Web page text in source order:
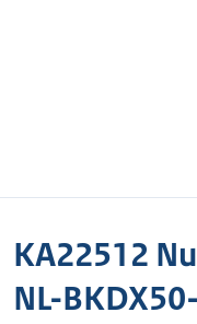
KA22512
NL-